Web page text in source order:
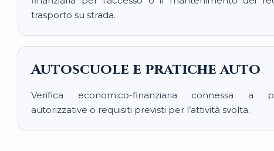
trasporto su strada.
Autoscuole e pratiche auto
Verifica economico-finanziaria connessa a
autorizzative o requisiti previsti per l’attività svolta.